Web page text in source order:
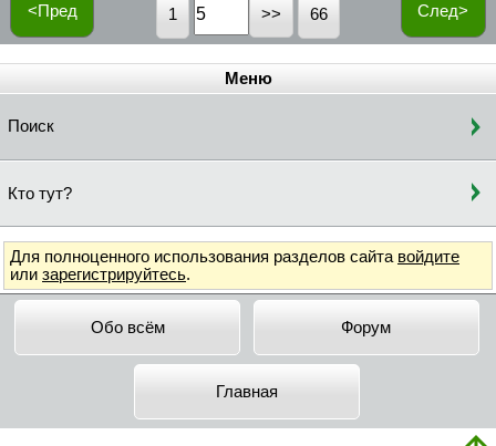
<Пред След>
1 66
Меню
Поиск
Кто тут?
Для полноценного использования разделов сайта войдите
или зарегистрируйтесь.
Обо всём Форум
Главная